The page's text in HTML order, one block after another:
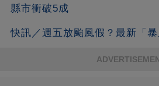
縣市衝破5成
快訊／週五放颱風假？最新「